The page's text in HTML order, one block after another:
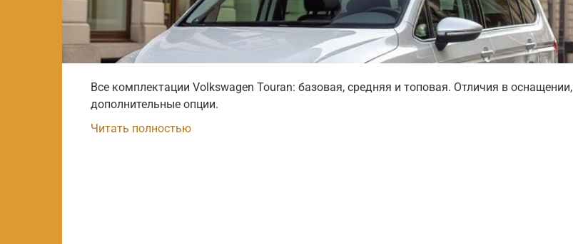
Все комплектации Volkswagen Touran: базовая, средняя и топовая. Отличия в оснащении,
дополнительные опции.
Читать полностью